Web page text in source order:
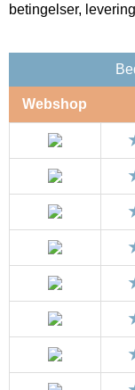
betingelser,
Webshop